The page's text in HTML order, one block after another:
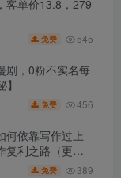
客单价13.8，279
免费 545
剧，0粉不实名每
免费 456
何依靠写作过上
利之路（更新6
免费 389